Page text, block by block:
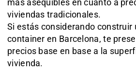
más asequibles en cuanto a
viviendas tradicionales.
Si estás considerando construir
container en Barcelona, te
precios base en base a la
vivienda.